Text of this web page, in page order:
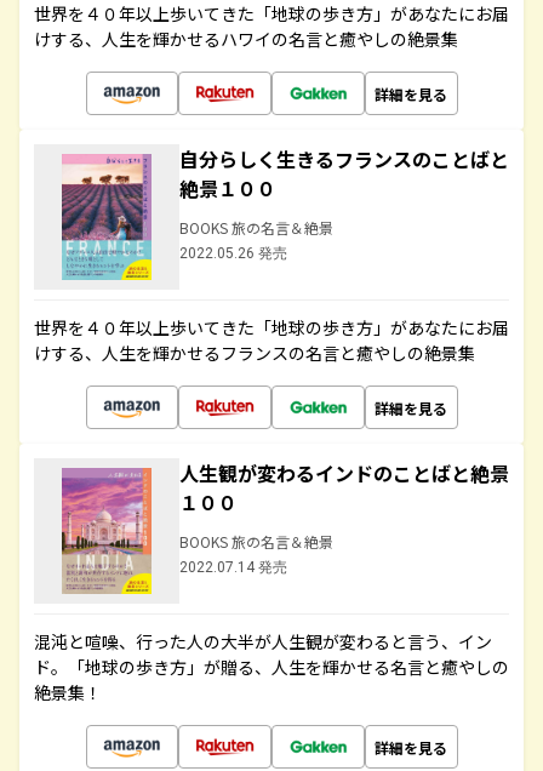
世界を４０年以上歩いてきた「地球の歩き方」があなたにお届
けする、人生を輝かせるハワイの名言と癒やしの絶景集
詳細を見る
自分らしく生きるフランスのことばと
絶景１００
BOOKS 旅の名言＆絶景
2022.05.26 発売
世界を４０年以上歩いてきた「地球の歩き方」があなたにお届
けする、人生を輝かせるフランスの名言と癒やしの絶景集
詳細を見る
人生観が変わるインドのことばと絶景
１００
BOOKS 旅の名言＆絶景
2022.07.14 発売
混沌と喧噪、行った人の大半が人生観が変わると言う、イン
ド。「地球の歩き方」が贈る、人生を輝かせる名言と癒やしの
絶景集！
詳細を見る